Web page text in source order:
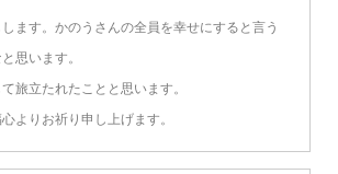
ます。かのうさんの全員を幸せにすると言う
思います。
旅立たれたことと思います。
よりお祈り申し上げます。